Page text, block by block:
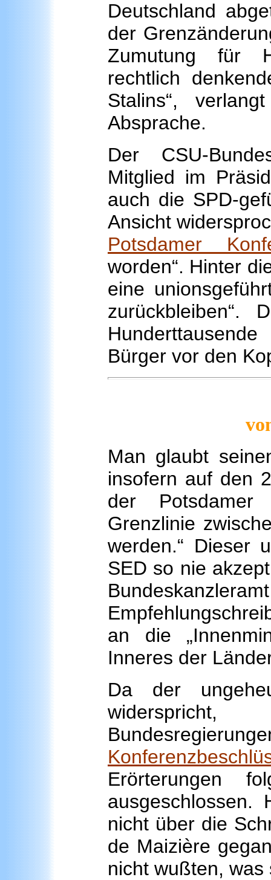
Deutschland
der
Zumutung für
rechtlich
Stalins“,
Absprache.
Der CSU-
Mitglied im
auch die SPD-
Ansicht
Potsdamer
worden“. Hinter
eine
zurückbleiben“.
Bürger vor den
Man glaubt
insofern auf den
der
Grenzlinie
werden.“ Dieser
SED so nie
an die
Inneres der
Da der
Erörterungen
ausgeschlossen.
nicht über die
de Maizière
nicht wußten, was